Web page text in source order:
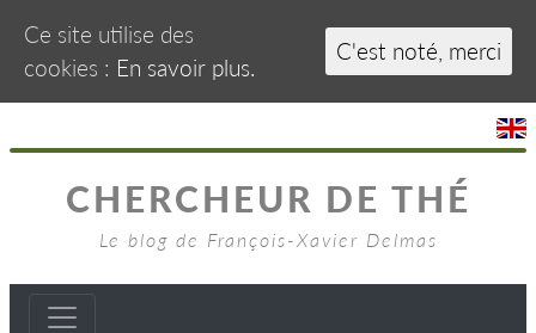
CHERCHEUR DE THÉ
Le blog de François-Xavier Delmas
Ce site utilise des
cookies : En savoir plus.
C'est noté, merci